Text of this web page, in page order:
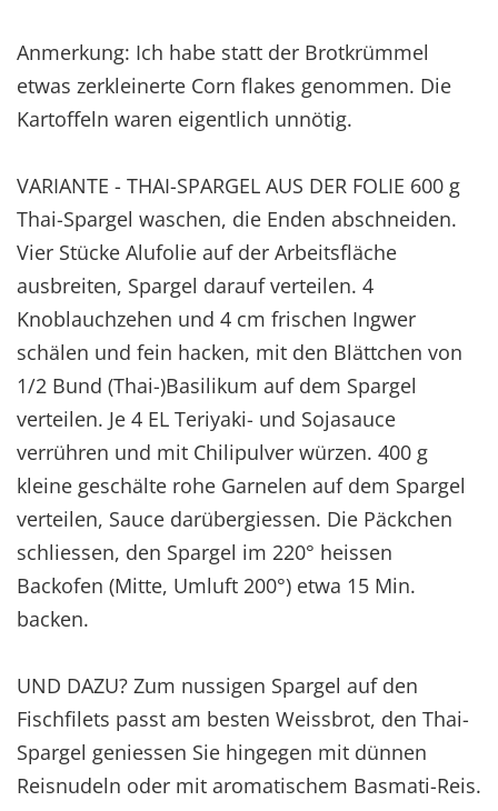
Anmerkung: Ich habe statt der Brotkrümmel
etwas zerkleinerte Corn flakes genommen. Die
Kartoffeln waren eigentlich unnötig.
VARIANTE - THAI-SPARGEL AUS DER FOLIE 600 g
Thai-Spargel waschen, die Enden abschneiden.
Vier Stücke Alufolie auf der Arbeitsfläche
ausbreiten, Spargel darauf verteilen. 4
Knoblauchzehen und 4 cm frischen Ingwer
schälen und fein hacken, mit den Blättchen von
1/2 Bund (Thai-)Basilikum auf dem Spargel
verteilen. Je 4 EL Teriyaki- und Sojasauce
verrühren und mit Chilipulver würzen. 400 g
kleine geschälte rohe Garnelen auf dem Spargel
verteilen, Sauce darübergiessen. Die Päckchen
schliessen, den Spargel im 220° heissen
Backofen (Mitte, Umluft 200°) etwa 15 Min.
backen.
UND DAZU? Zum nussigen Spargel auf den
Fischfilets passt am besten Weissbrot, den Thai-
Spargel geniessen Sie hingegen mit dünnen
Reisnudeln oder mit aromatischem Basmati-Reis.